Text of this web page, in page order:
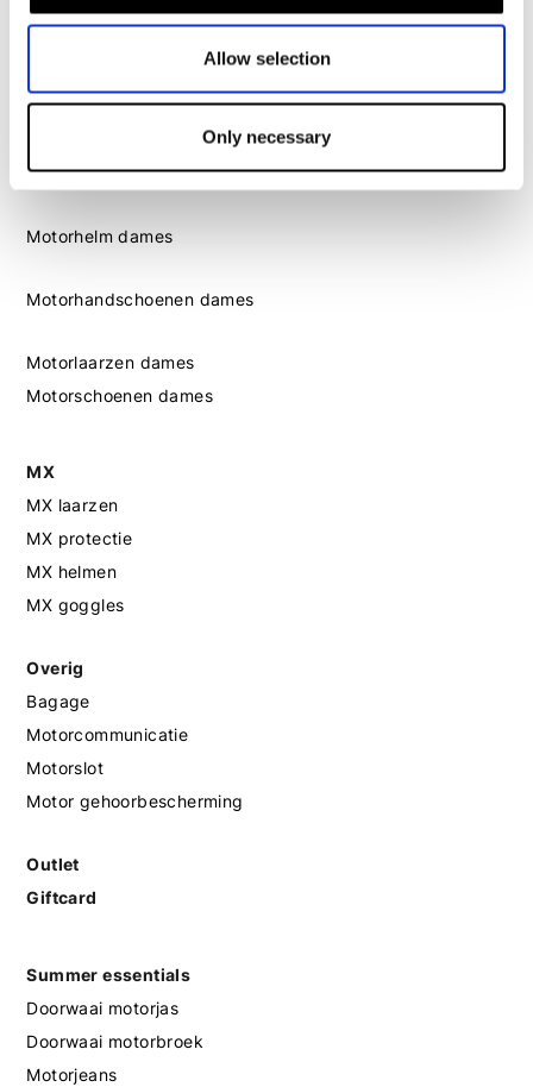
Allow selection
Only necessary
Motorpak dames
Motor leggings dames
Motorhelm dames
Motorhandschoenen dames
Motorlaarzen dames
Motorschoenen dames
MX
MX laarzen
MX protectie
MX helmen
MX goggles
Overig
Bagage
Motorcommunicatie
Motorslot
Motor gehoorbescherming
Outlet
Giftcard
Summer essentials
Doorwaai motorjas
Doorwaai motorbroek
Motorjeans